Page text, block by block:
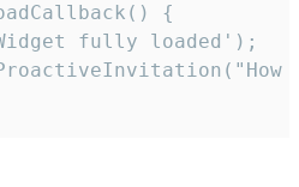
{
fully loaded');